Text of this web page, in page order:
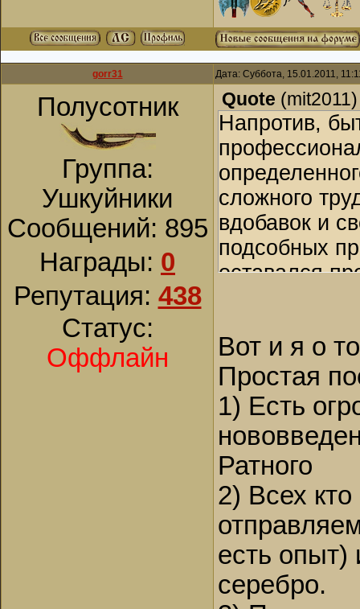
gorr31 Дата: Суббота, 15.01.2011,
Полусотник
Группа:
Ушкуйники
Сообщений: 895
Награды: 0
Репутация: 438
Статус:
Оффлайн
Quote (mit2011)
Напротив,
сложного
вдобавок и
подсобных
оставался
Вот и я о
Простая
1) Есть
Ратного
2) Всех
есть опыт)
серебро.